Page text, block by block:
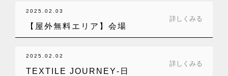
2025.02.03
【屋外無料エリア】会場
前の芝生広場は…
詳しくみる
2025.02.02
TEXTILE JOURNEY‐日
詳しくみる